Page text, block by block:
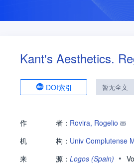
Kant's Aesthetics.
DOI索引 暂无全文
作 者： Rovira, Rogelio
机
构： Univ Complutense
来
源： Logos (Spain) •